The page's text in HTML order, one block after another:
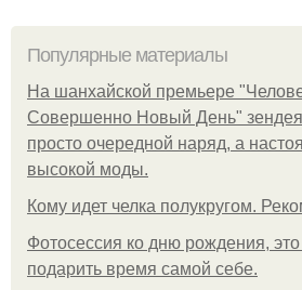
Популярные материалы
На шанхайской премьере
Совершенно Новый День"
просто очередной наряд, а
высокой моды.
Кому идет челка полукругом.
Фотосессия ко дню рождения,
подарить время самой себе.